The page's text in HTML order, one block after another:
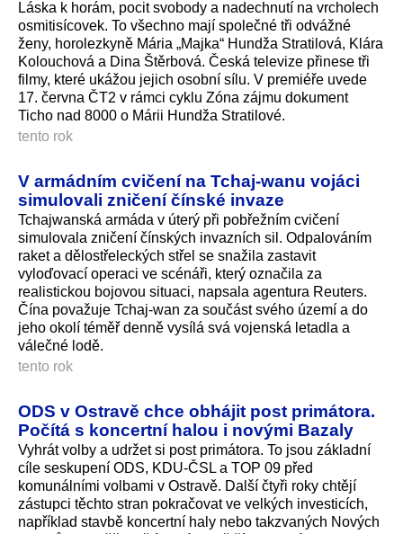
Láska k horám, pocit svobody a nadechnutí na vrcholech
osmitisícovek. To všechno mají společné tři odvážné
ženy, horolezkyně Mária „Majka“ Hundža Stratilová, Klára
Kolouchová a Dina Štěrbová. Česká televize přinese tři
filmy, které ukážou jejich osobní sílu. V premiéře uvede
17. června ČT2 v rámci cyklu Zóna zájmu dokument
Ticho nad 8000 o Márii Hundža Stratilové.
tento rok
V armádním cvičení na Tchaj-wanu vojáci
simulovali zničení čínské invaze
Tchajwanská armáda v úterý při pobřežním cvičení
simulovala zničení čínských invazních sil. Odpalováním
raket a dělostřeleckých střel se snažila zastavit
vyloďovací operaci ve scénáři, který označila za
realistickou bojovou situaci, napsala agentura Reuters.
Čína považuje Tchaj-wan za součást svého území a do
jeho okolí téměř denně vysílá svá vojenská letadla a
válečné lodě.
tento rok
ODS v Ostravě chce obhájit post primátora.
Počítá s koncertní halou i novými Bazaly
Vyhrát volby a udržet si post primátora. To jsou základní
cíle seskupení ODS, KDU-ČSL a TOP 09 před
komunálními volbami v Ostravě. Další čtyři roky chtějí
zástupci těchto stran pokračovat ve velkých investicích,
například stavbě koncertní haly nebo takzvaných Nových